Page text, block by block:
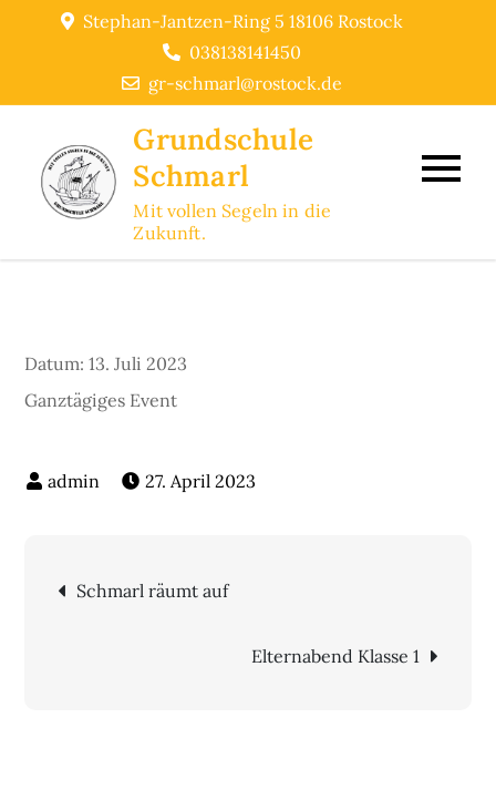
Stephan-Jantzen-Ring 5 18106 Rostock
038138141450
gr-schmarl@rostock.de
Grundschule
Schmarl
Mit vollen Segeln in die
Zukunft.
Datum:13. Juli 2023
Ganztägiges Event
27. April 2023
Beitragsnavigation
Schmarl räumt auf
Elternabend Klasse 1